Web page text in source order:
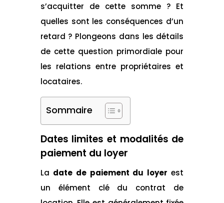
s’acquitter de cette somme ? Et
quelles sont les conséquences d’un
retard ? Plongeons dans les détails
de cette question primordiale pour
les relations entre propriétaires et
locataires.
Sommaire
Dates limites et modalités de
paiement du loyer
La date de paiement du loyer est
un élément clé du contrat de